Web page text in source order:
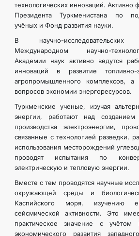
технологических инноваций. Активно
Президента Туркменистана по
учёных и Фонд развития науки.
В научно-
Международном научно-
Академии наук активно ведутся
инноваций в развитие топливно-
агропромышленного комплексов,
вопросов экономии энергоресурсов.
Туркменские ученые, изучая
энергии, работают над созданием
производства электроэнергии,
связанные с технологией разведки,
использования месторождений
проводят испытания по
электрическую и тепловую энергии.
Вместе с тем проводятся научные
окружающей среды и
Каспийского моря, изучению
сейсмической активности. Это
практическое значение с учётом
экономического развития